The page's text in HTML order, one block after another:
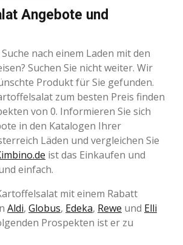
Angebote und
nach einem Laden mit den
Suchen Sie nicht weiter. Wir
Produkt für Sie gefunden.
zum besten Preis finden
von 0. Informieren Sie sich
in den Katalogen Ihrer
Läden und vergleichen Sie
ist das Einkaufen und
einfach.
mit einem Rabatt
Aldi, Globus, Edeka, Rewe und Elli
Prospekten ist er zu